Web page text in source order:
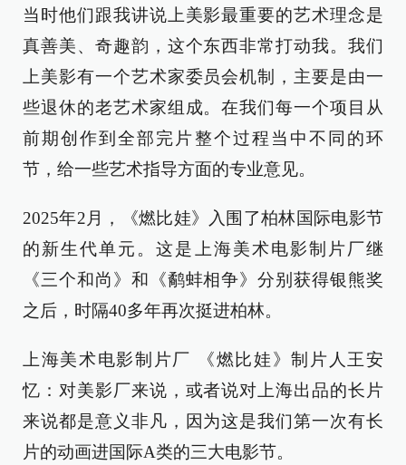
当时他们跟我讲说上美影最重要的艺术理念是
真善美、奇趣韵，这个东西非常打动我。我们
上美影有一个艺术家委员会机制，主要是由一
些退休的老艺术家组成。在我们每一个项目从
前期创作到全部完片整个过程当中不同的环
节，给一些艺术指导方面的专业意见。
2025年2月，《燃比娃》入围了柏林国际电影节
的新生代单元。这是上海美术电影制片厂继
《三个和尚》和《鹬蚌相争》分别获得银熊奖
之后，时隔40多年再次挺进柏林。
上海美术电影制片厂 《燃比娃》制片人王安
忆：对美影厂来说，或者说对上海出品的长片
来说都是意义非凡，因为这是我们第一次有长
片的动画进国际A类的三大电影节。